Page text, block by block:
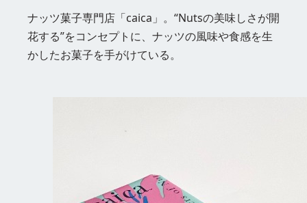
ナッツ菓子専門店「caica」。“Nutsの美味しさが開
花する”をコンセプトに、ナッツの風味や食感を生
かしたお菓子を手がけている。